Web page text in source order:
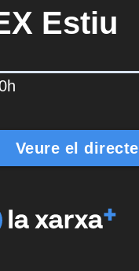
Estiu
Veure el directe